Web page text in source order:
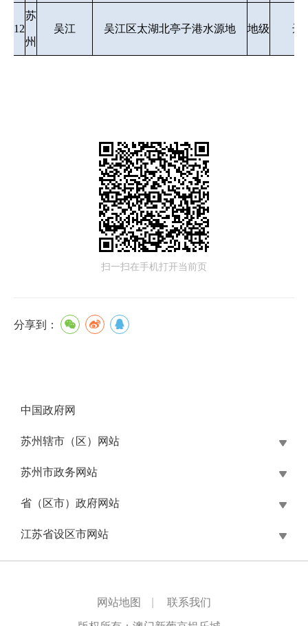
12
苏
州
吴江 吴江区太湖北亭子港水源地 地级 达
扫一扫在手机打开当前页
分享到：
中国政府网
苏州辖市（区）网站
苏州市政务网站
省（区市）政府网站
江苏省设区市网站
网站地图 |
联系我们